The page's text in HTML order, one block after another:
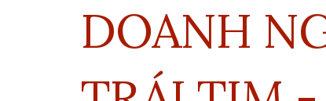
DOANH